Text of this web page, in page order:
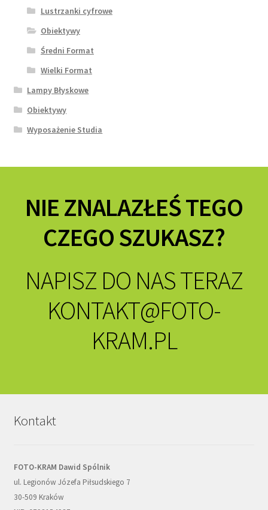
Lustrzanki cyfrowe
Obiektywy
Średni Format
Wielki Format
Lampy Błyskowe
Obiektywy
Wyposażenie Studia
NIE ZNALAZŁEŚ TEGO
CZEGO SZUKASZ?
NAPISZ DO NAS TERAZ
KONTAKT@FOTO-
KRAM.PL
Kontakt
FOTO-KRAM Dawid Spólnik
ul. Legionów Józefa Piłsudskiego 7
30-509 Kraków